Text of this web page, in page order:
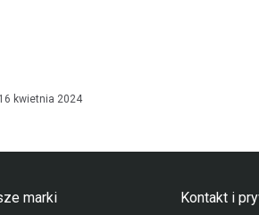
16 kwietnia 2024
marki Kontakt i